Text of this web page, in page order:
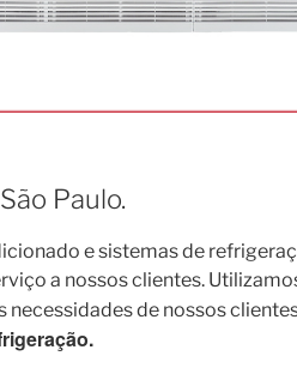
Paulo.
e sistemas de
a nossos clientes.
necessidades de nossos